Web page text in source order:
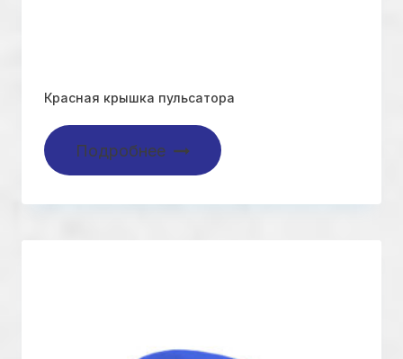
Красная крышка пульсатора
Подробнее